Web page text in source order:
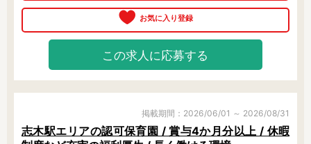
サポート！未経験の方でも安心して
無料駐車場を完備しているので、毎
月の駐車場代がかからずおトクで
す。
ブランクのある方や子育て中の方、
など、多様な働き方が相談できま
す。
お気軽にご相談ください。
この求人に応募する
掲載期間：2026/06/01 ～ 2026/08/31
志木駅エリアの認可保育園 / 賞与4か月分以上 / 休暇
桶川市 春日部市 加須市
川口市 川越市 北本市
行田市 久喜市 熊谷市
鴻巣市 越谷市 坂戸市
幸手市 狭山市 志木市